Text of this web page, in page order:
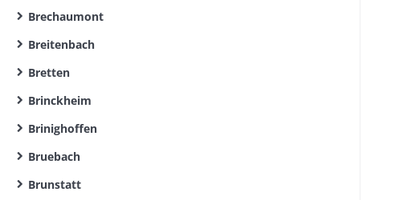
Brechaumont
Breitenbach
Bretten
Brinckheim
Brinighoffen
Bruebach
Brunstatt